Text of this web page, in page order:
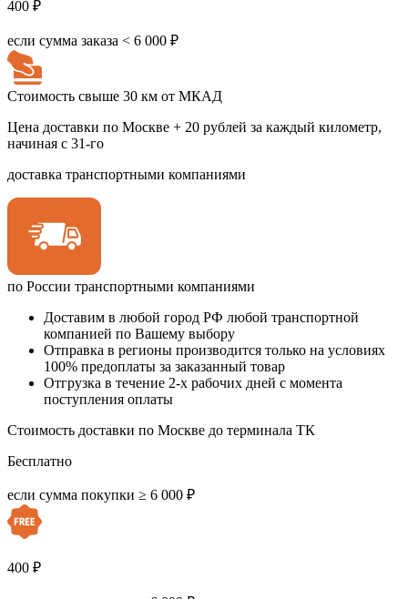
400 ₽
если сумма заказа < 6 000 ₽
Стоимость свыше 30 км от МКАД
Цена доставки по Москве + 20 рублей за каждый километр,
начиная с 31-го
доставка транспортными компаниями
по России транспортными компаниями
Доставим в любой город РФ любой транспортной
компанией по Вашему выбору
Отправка в регионы производится только на условиях
100% предоплаты за заказанный товар
Отгрузка в течение 2-х рабочих дней с момента
поступления оплаты
Стоимость доставки по Москве до терминала ТК
Бесплатно
если сумма покупки ≥ 6 000 ₽
400 ₽